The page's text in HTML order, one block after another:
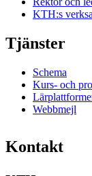
KTH:s
Tjänster
Schema
Kurs- och
Webbmejl
Kontakt